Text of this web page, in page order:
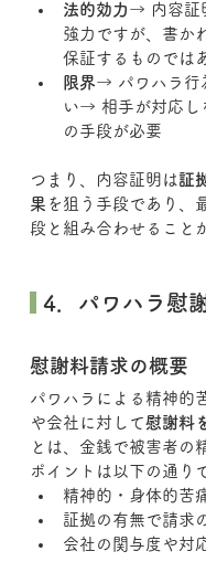
法的効力 → 内容証
強力ですが、書か
保証するものでは
限界→ パワハラ行
い→ 相手が対応し
の手段が必要
つまり、内容証明は証
果 を狙う手段であり、
段と組み合わせること
4．パワハラ慰
慰謝料請求の概要
パワハラによる精神的
や会社に対して慰謝料
とは、金銭で被害者の
ポイントは以下の通り
精神的・身体的苦
証拠の有無で請求
会社の関与度や対